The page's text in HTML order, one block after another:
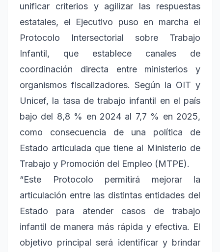
unificar criterios y agilizar las respuestas
estatales, el Ejecutivo puso en marcha el
Protocolo Intersectorial sobre Trabajo
Infantil, que establece canales de
coordinación directa entre ministerios y
organismos fiscalizadores. Según la OIT y
Unicef, la tasa de trabajo infantil en el país
bajo del 8,8 % en 2024 al 7,7 % en 2025,
como consecuencia de una política de
Estado articulada que tiene al Ministerio de
Trabajo y Promoción del Empleo (MTPE).
“Este Protocolo permitirá mejorar la
articulación entre las distintas entidades del
Estado para atender casos de trabajo
infantil de manera más rápida y efectiva. El
objetivo principal será identificar y brindar